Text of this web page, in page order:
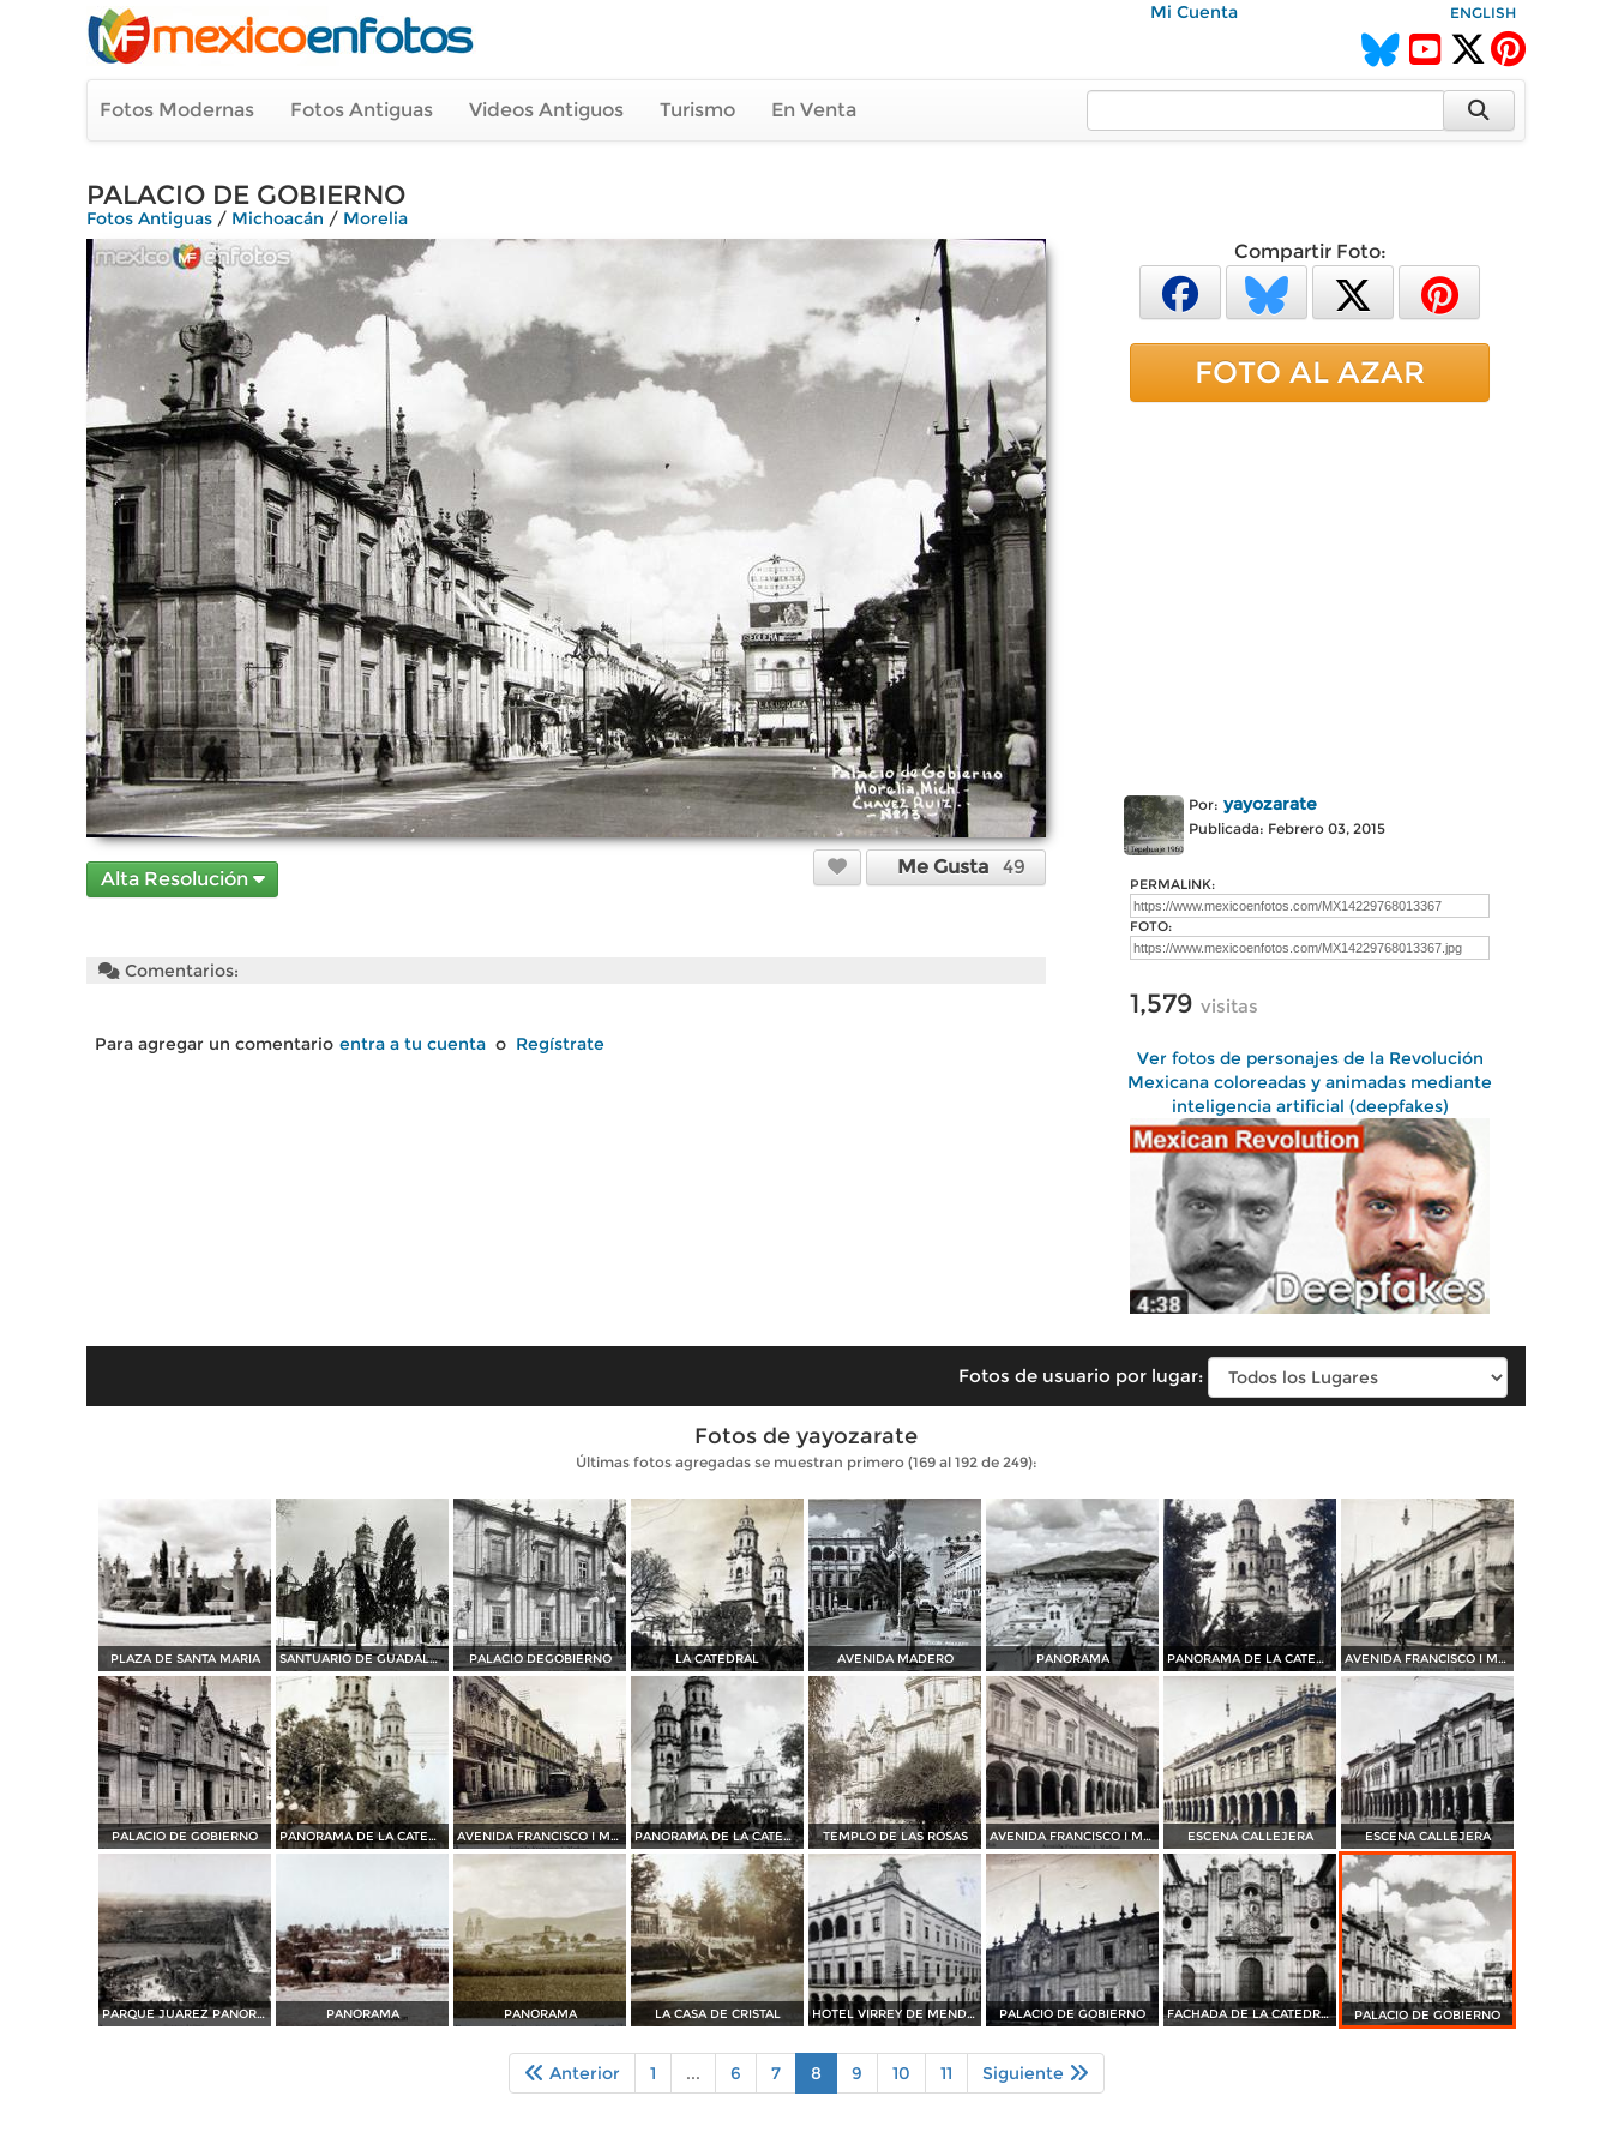
Mi Cuenta ENGLISH
Fotos Modernas Fotos Antiguas Videos Antiguos Turismo En Venta
PALACIO DE GOBIERNO
Fotos Antiguas / Michoacán / Morelia
Alta Resolución
Me Gusta 49
Comentarios:
Para agregar un comentario entra a tu cuenta o Regístrate
Compartir Foto:
FOTO AL AZAR
Por: yayozarate
Publicada: Febrero 03, 2015
PERMALINK:
FOTO:
1,579 visitas
Ver fotos de personajes de la Revolución
Mexicana coloreadas y animadas mediante
inteligencia artificial (deepfakes)
Fotos de usuario por lugar:
Fotos de yayozarate
Últimas fotos agregadas se muestran primero (169 al 192 de 249):
PLAZA DE SANTA MARIA SANTUARIO DE GUADALUPE PALACIO DEGOBIERNO LA CATEDRAL AVENIDA MADERO PANORAMA PANORAMA DE LA CATEDRAL AVENIDA FRANCISCO I MADERO
PALACIO DE GOBIERNO PANORAMA DE LA CATEDRAL AVENIDA FRANCISCO I MADERO PANORAMA DE LA CATEDRAL TEMPLO DE LAS ROSAS AVENIDA FRANCISCO I MADERO ESCENA CALLEJERA ESCENA CALLEJERA
PARQUE JUAREZ PANORAMA PANORAMA PANORAMA LA CASA DE CRISTAL HOTEL VIRREY DE MENDOZA PALACIO DE GOBIERNO FACHADA DE LA CATEDRAL PALACIO DE GOBIERNO
Anterior 1 ... 6 7 8 9 10 11 Siguiente